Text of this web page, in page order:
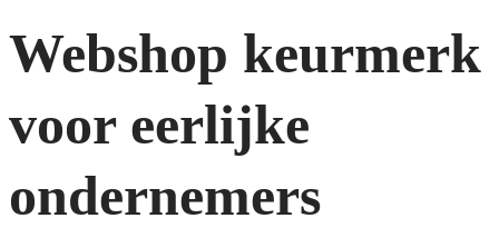
Webshop keurmerk
voor eerlijke
ondernemers